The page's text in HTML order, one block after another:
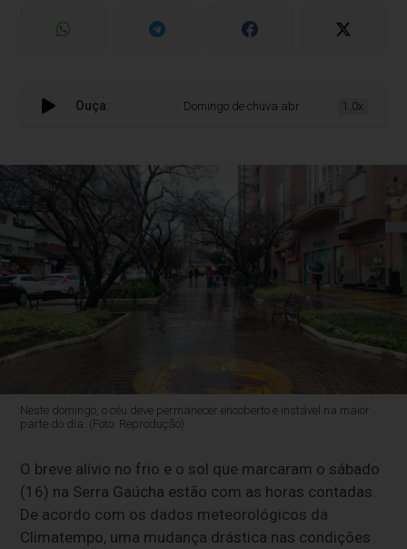
Ouça: Domingo de chuva abre caminho para
1.0x
Neste domingo, o céu deve permanecer encoberto e instável na maior
parte do dia. (Foto: Reprodução)
O breve alívio no frio e o sol que marcaram o sábado
(16) na Serra Gaúcha estão com as horas contadas.
De acordo com os dados meteorológicos da
Climatempo, uma mudança drástica nas condições